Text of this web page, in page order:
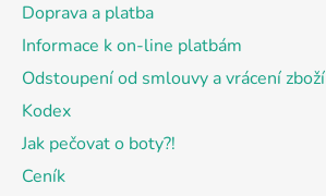
Doprava a platba
Informace k on-line platbám
Odstoupení od smlouvy a vrácení zboží
Kodex
Jak pečovat o boty?!
Ceník